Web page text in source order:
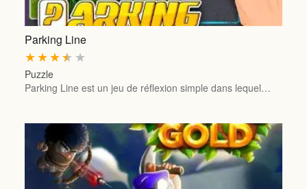
Parking Line
★
★
★
★
★
Puzzle
Parking Line est un jeu de réflexion simple dans lequel…